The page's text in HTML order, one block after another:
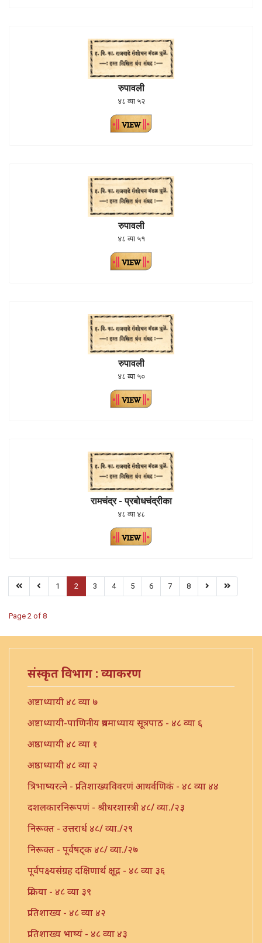
रुपावली
४८ व्या ५२
रुपावली
४८ व्या ५१
रुपावली
४८ व्या ५०
रामचंद्र - प्रबोधचंद्रीका
४८ व्या ४८
1 2 3 4 5 6 7 8
Page 2 of 8
संस्कृत विभाग : व्याकरण
अष्टाध्यायी ४८ व्या ७
अष्टाध्यायी-पाणिनीय प्रथमाध्याय सूत्रपाठ - ४८ व्या ६
अष्ठाध्यायी ४८ व्या १
अष्ठाध्यायी ४८ व्या २
त्रिभाष्यरत्ने - प्रातिशाख्यविवरणं आथर्वणिकं - ४८ व्या ४४
दशलकारनिरूपणं - श्रीधरशास्त्री ४८/ व्या./२३
निरूक्त - उत्तरार्ध ४८/ व्या./२९
निरूक्त - पूर्वषट्क ४८/ व्या./२७
पूर्वपक्ष्यसंग्रह दक्षिणार्थ क्षूद्र - ४८ व्या ३६
प्रक्रिया - ४८ व्या ३९
प्रातिशाख्य - ४८ व्या ४२
प्रातिशाख्य भाष्यं - ४८ व्या ४३